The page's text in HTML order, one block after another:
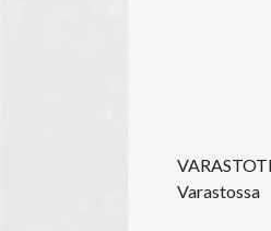
Varastossa